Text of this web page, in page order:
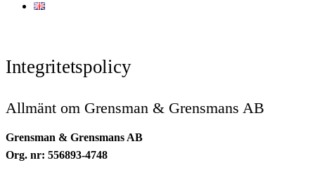
Integritetspolicy
Allmänt om Grensman & Grensmans AB
Grensman & Grensmans AB
Org. nr: 556893-4748